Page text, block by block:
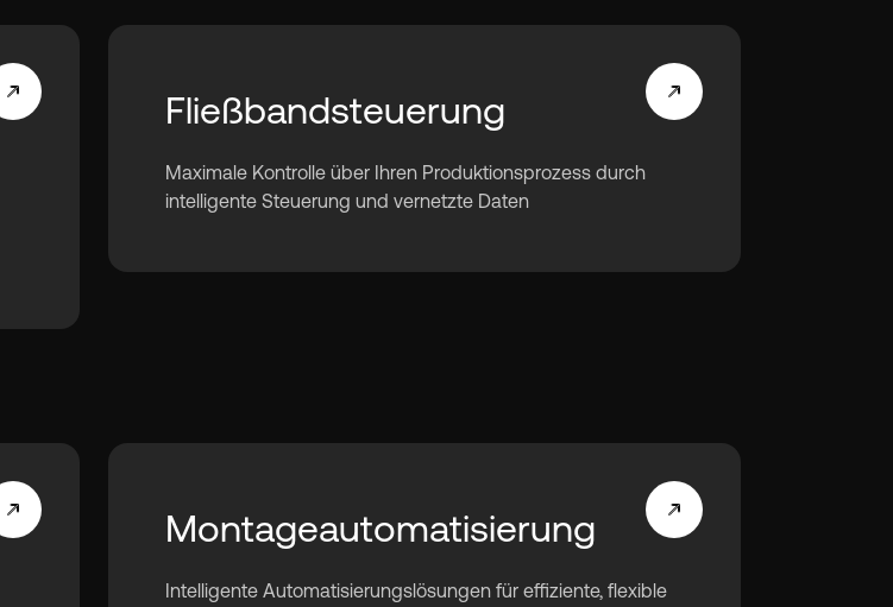
Fließbandsteuerung
Maximale Kontrolle über Ihren Produktionsprozess durch
intelligente Steuerung und vernetzte Daten
Montageautomatisierung
Intelligente Automatisierungslösungen für effiziente, flexible